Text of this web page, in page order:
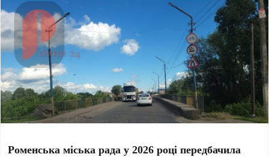
Роменська міська рада у 2026 році передбачила